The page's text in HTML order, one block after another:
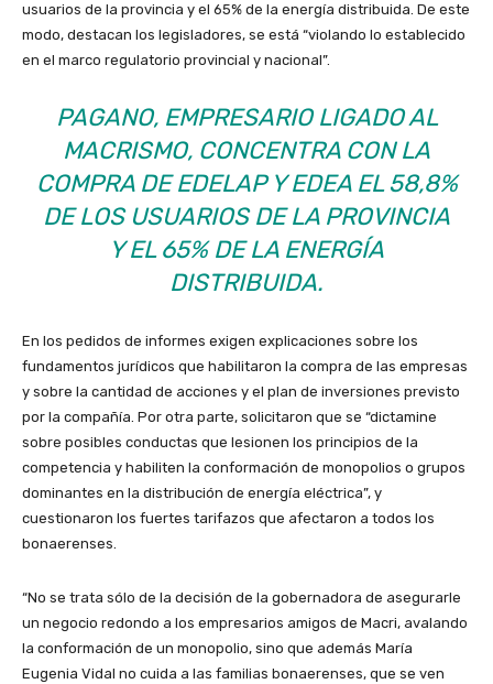
usuarios de la provincia y el 65% de la energía distribuida. De este
modo, destacan los legisladores, se está “violando lo establecido
en el marco regulatorio provincial y nacional”.
PAGANO, EMPRESARIO LIGADO AL
MACRISMO, CONCENTRA CON LA
COMPRA DE EDELAP Y EDEA EL 58,8%
DE LOS USUARIOS DE LA PROVINCIA
Y EL 65% DE LA ENERGÍA
DISTRIBUIDA.
En los pedidos de informes exigen explicaciones sobre los
fundamentos jurídicos que habilitaron la compra de las empresas
y sobre la cantidad de acciones y el plan de inversiones previsto
por la compañía. Por otra parte, solicitaron que se “dictamine
sobre posibles conductas que lesionen los principios de la
competencia y habiliten la conformación de monopolios o grupos
dominantes en la distribución de energía eléctrica”, y
cuestionaron los fuertes tarifazos que afectaron a todos los
bonaerenses.
“No se trata sólo de la decisión de la gobernadora de asegurarle
un negocio redondo a los empresarios amigos de Macri, avalando
la conformación de un monopolio, sino que además María
Eugenia Vidal no cuida a las familias bonaerenses, que se ven